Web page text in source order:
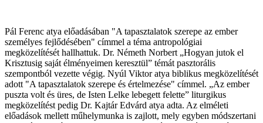
Pál Ferenc atya előadásában "A tapasztalatok szerepe az ember
személyes fejlődésében" címmel a téma antropológiai
megközelítését hallhattuk. Dr. Németh Norbert „Hogyan jutok el
Krisztusig saját élményeimen keresztül” témát pasztorális
szempontból vezette végig. Nyúl Viktor atya biblikus megközelítését
adott "A tapasztalatok szerepe és értelmezése" címmel. „Az ember
puszta volt és üres, de Isten Lelke lebegett felette” liturgikus
megközelítést pedig Dr. Kajtár Edvárd atya adta. Az elméleti
előadások mellett műhelymunka is zajlott, mely egyben módszertani